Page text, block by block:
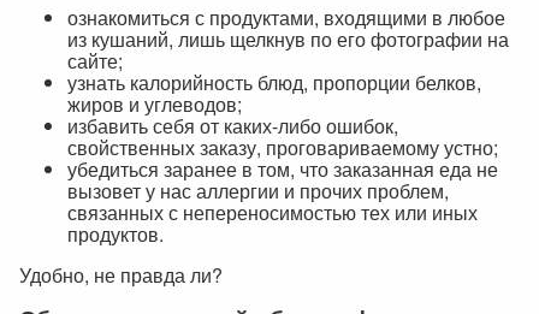
ознакомиться с продуктами, входящими в любое
из кушаний, лишь щелкнув по его фотографии на
сайте;
узнать калорийность блюд, пропорции белков,
жиров и углеводов;
избавить себя от каких-либо ошибок,
свойственных заказу, проговариваемому устно;
убедиться заранее в том, что заказанная еда не
вызовет у нас аллергии и прочих проблем,
связанных с непереносимостью тех или иных
продуктов.
Удобно, не правда ли?